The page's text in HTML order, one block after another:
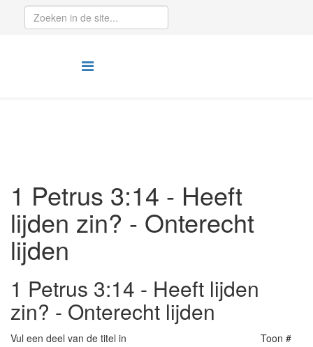
1 Petrus 3:14 - Heeft
lijden zin? - Onterecht
lijden
1 Petrus 3:14 - Heeft lijden
zin? - Onterecht lijden
Vul een deel van de titel in Toon #